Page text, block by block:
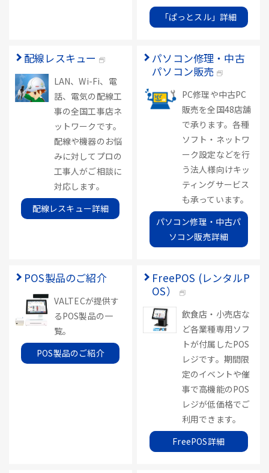
「ぱっとスル」詳細
配線レスキュー
LAN、Wi-Fi、電
話、電気の配線工
事の全国工事店ネ
ットワークです。
配線や機器のお悩
みに対してプロの
工事人がご相談に
対応します。
配線レスキュー詳細
パソコン修理・中古
パソコン販売
PC修理や中古PC
販売を全国48店舗
で承ります。各種
ソフト・ネットワ
ーク設定などを行
う法人様向けキッ
ティングサービス
も承っています。
パソコン修理・中古パ
ソコン販売詳細
POS製品のご紹介
VALTECが提供す
るPOS製品の一
覧。
POS製品のご紹介
FreePOS (レンタルP
OS）
飲食店・小売店な
ど各業種専用ソフ
トが付属したPOS
レジです。期間限
定のイベントや催
事で高機能のPOS
レジが低価格でご
利用できます。
FreePOS詳細